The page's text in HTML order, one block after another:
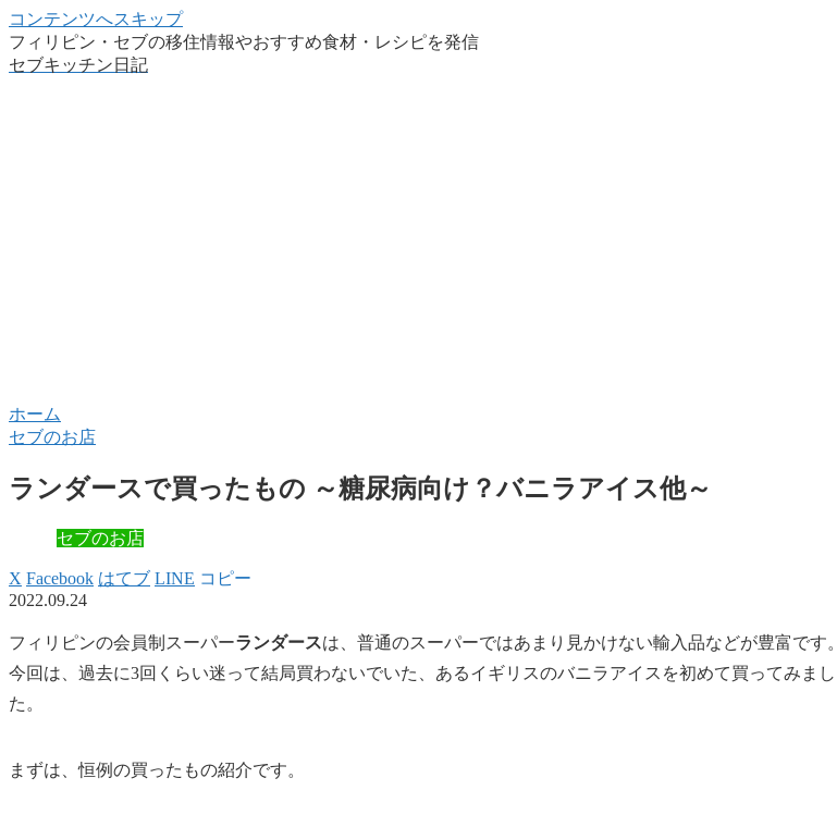
コンテンツへスキップ
フィリピン・セブの移住情報やおすすめ食材・レシピを発信
セブキッチン日記
ホーム
セブのお店
ランダースで買ったもの ～糖尿病向け？バニラアイス他～
セブのお店
X Facebook はてブ LINE コピー
2022.09.24
フィリピンの会員制スーパーランダースは、普通のスーパーではあまり見かけない輸入品などが豊富です。
今回は、過去に3回くらい迷って結局買わないでいた、あるイギリスのバニラアイスを初めて買ってみまし
た。
まずは、恒例の買ったもの紹介です。